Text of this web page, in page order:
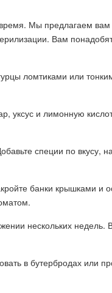
Мы предлагаем вам
Вам
ломтиками или
уксус и лимонную
специи по вкусу,
банки крышками и
нескольких недель.
в бутербродах или